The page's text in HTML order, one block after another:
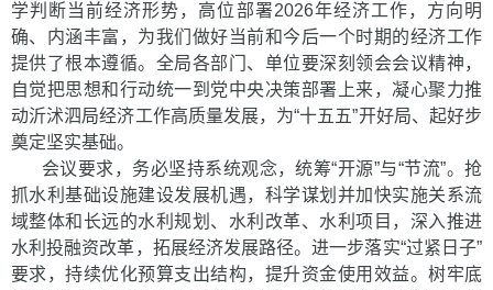
学判断当前经济形势，高位部署2026年经济工作，方向明
确、内涵丰富，为我们做好当前和今后一个时期的经济工作
提供了根本遵循。全局各部门、单位要深刻领会会议精神，
自觉把思想和行动统一到党中央决策部署上来，凝心聚力推
动沂沭泗局经济工作高质量发展，为“十五五”开好局、起好步
奠定坚实基础。
会议要求，务必坚持系统观念，统筹“开源”与“节流”。抢
抓水利基础设施建设发展机遇，科学谋划并加快实施关系流
域整体和长远的水利规划、水利改革、水利项目，深入推进
水利投融资改革，拓展经济发展路径。进一步落实“过紧日子”
要求，持续优化预算支出结构，提升资金使用效益。树牢底